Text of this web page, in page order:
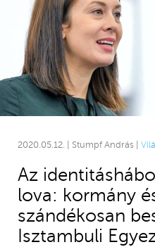
2020.05.12. | Stumpf András |
Az
lova: kormány
szándékosan
Isztambuli